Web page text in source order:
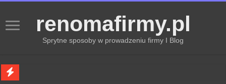
renomafirmy.pl
Sprytne sposoby w prowadzeniu firmy I Blog